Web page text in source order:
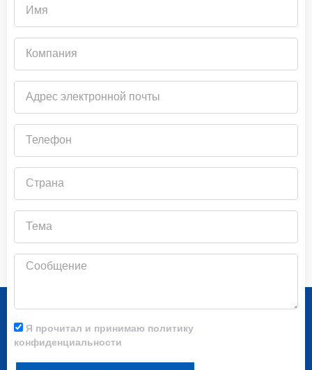
электронной
почты
Сообщение
Я прочитал и принимаю политику
конфиденциальности